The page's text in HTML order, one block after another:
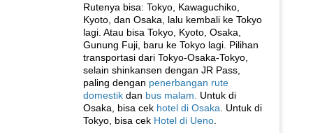
Rutenya bisa: Tokyo, Kawaguchiko,
Kyoto, dan Osaka, lalu kembali ke Tokyo
lagi. Atau bisa Tokyo, Kyoto, Osaka,
Gunung Fuji, baru ke Tokyo lagi. Pilihan
transportasi dari Tokyo-Osaka-Tokyo,
selain shinkansen dengan JR Pass,
paling dengan penerbangan rute
domestik dan bus malam.
Untuk di
Osaka, bisa cek hotel di Osaka . Untuk di
Tokyo, bisa cek Hotel di Ueno